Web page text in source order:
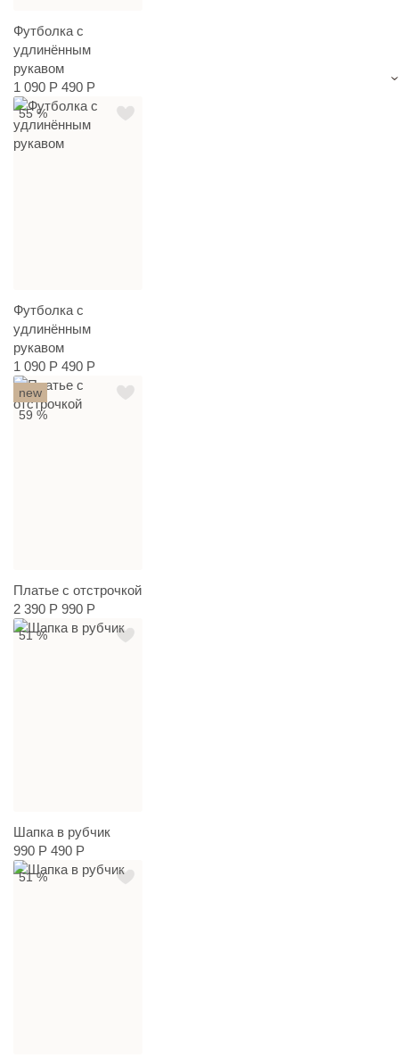
Футболка с
удлинённым
рукавом
1 090 Р 490 Р
55 %
Футболка с
удлинённым
рукавом
1 090 Р 490 Р
new
59 %
Платье с отстрочкой
2 390 Р 990 Р
51 %
Шапка в рубчик
990 Р 490 Р
51 %